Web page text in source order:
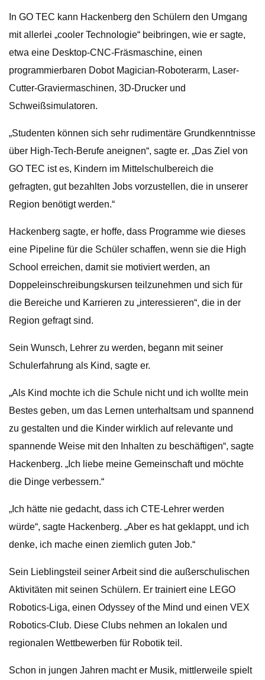
In GO TEC kann Hackenberg den Schülern den Umgang
mit allerlei „cooler Technologie“ beibringen, wie er sagte,
etwa eine Desktop-CNC-Fräsmaschine, einen
programmierbaren Dobot Magician-Roboterarm, Laser-
Cutter-Graviermaschinen, 3D-Drucker und
Schweißsimulatoren.
„Studenten können sich sehr rudimentäre Grundkenntnisse
über High-Tech-Berufe aneignen“, sagte er. „Das Ziel von
GO TEC ist es, Kindern im Mittelschulbereich die
gefragten, gut bezahlten Jobs vorzustellen, die in unserer
Region benötigt werden.“
Hackenberg sagte, er hoffe, dass Programme wie dieses
eine Pipeline für die Schüler schaffen, wenn sie die High
School erreichen, damit sie motiviert werden, an
Doppeleinschreibungskursen teilzunehmen und sich für
die Bereiche und Karrieren zu „interessieren“, die in der
Region gefragt sind.
Sein Wunsch, Lehrer zu werden, begann mit seiner
Schulerfahrung als Kind, sagte er.
„Als Kind mochte ich die Schule nicht und ich wollte mein
Bestes geben, um das Lernen unterhaltsam und spannend
zu gestalten und die Kinder wirklich auf relevante und
spannende Weise mit den Inhalten zu beschäftigen“, sagte
Hackenberg. „Ich liebe meine Gemeinschaft und möchte
die Dinge verbessern.“
„Ich hätte nie gedacht, dass ich CTE-Lehrer werden
würde“, sagte Hackenberg. „Aber es hat geklappt, und ich
denke, ich mache einen ziemlich guten Job.“
Sein Lieblingsteil seiner Arbeit sind die außerschulischen
Aktivitäten mit seinen Schülern. Er trainiert eine LEGO
Robotics-Liga, einen Odyssey of the Mind und einen VEX
Robotics-Club. Diese Clubs nehmen an lokalen und
regionalen Wettbewerben für Robotik teil.
Schon in jungen Jahren macht er Musik, mittlerweile spielt